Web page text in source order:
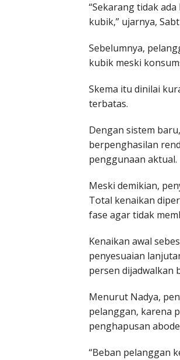
“Sekarang tidak
kubik,” ujarnya,
Sebelumnya,
kubik meski
Skema itu dinilai
terbatas.
Dengan sistem
berpenghasilan
penggunaan aktual.
Meski demikian,
Total kenaikan
fase agar tidak
Kenaikan awal
penyesuaian
persen dijadwalkan
Menurut Nadya,
pelanggan, karena
penghapusan
“Beban pelanggan